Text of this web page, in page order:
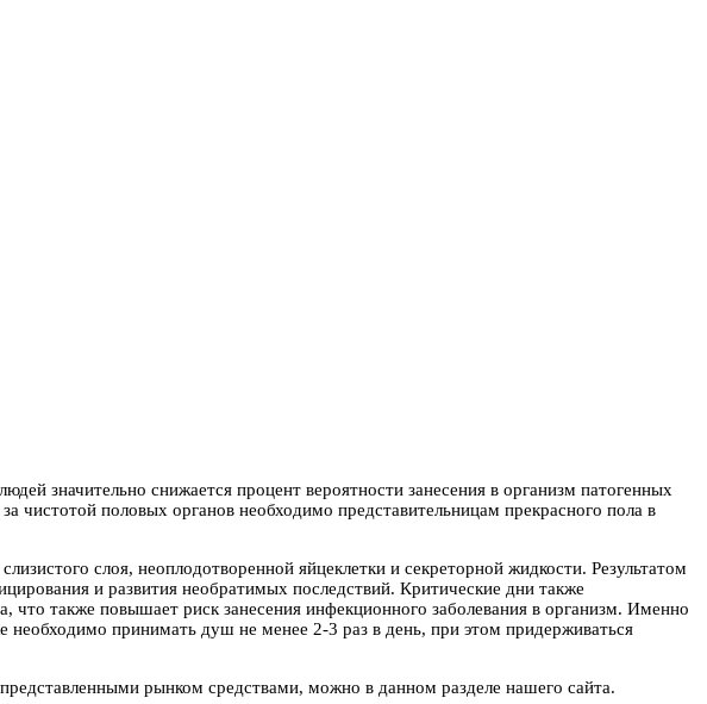
значительно снижается процент вероятности занесения в организм патогенных
чистотой половых органов необходимо представительницам прекрасного пола в
слоя, неоплодотворенной яйцеклетки и секреторной жидкости. Результатом
и развития необратимых последствий. Критические дни также
также повышает риск занесения инфекционного заболевания в организм. Именно
необходимо принимать душ не менее 2-3 раз в день, при этом придерживаться
рынком средствами, можно в данном разделе нашего сайта.